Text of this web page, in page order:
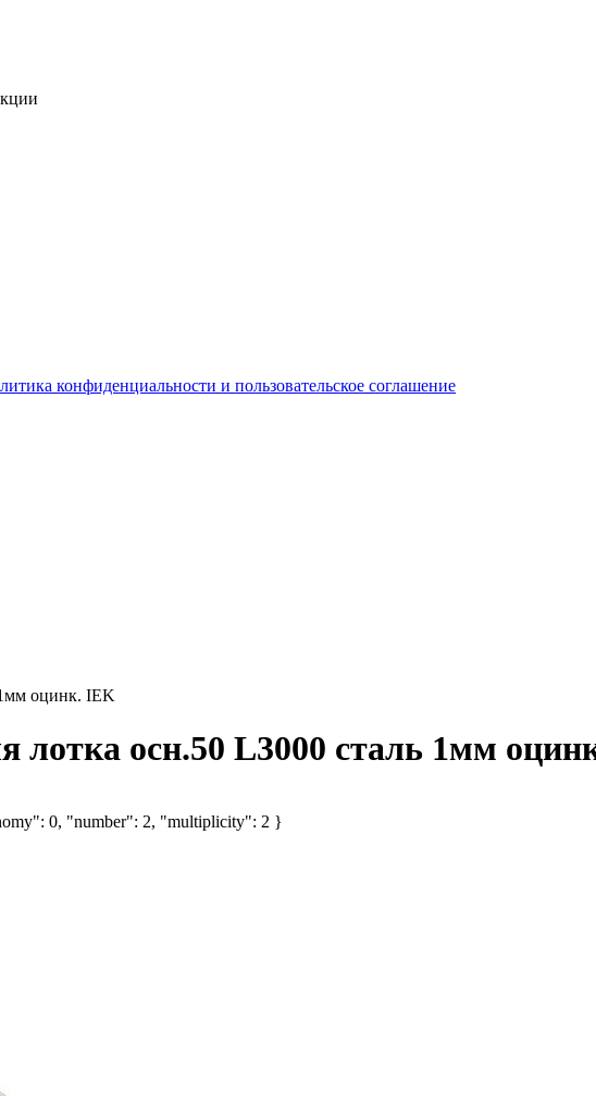
конфиденциальности и пользовательское соглашение
оцинк. IEK
осн.50 L3000 сталь 1мм
0, "number": 2, "multiplicity": 2 }